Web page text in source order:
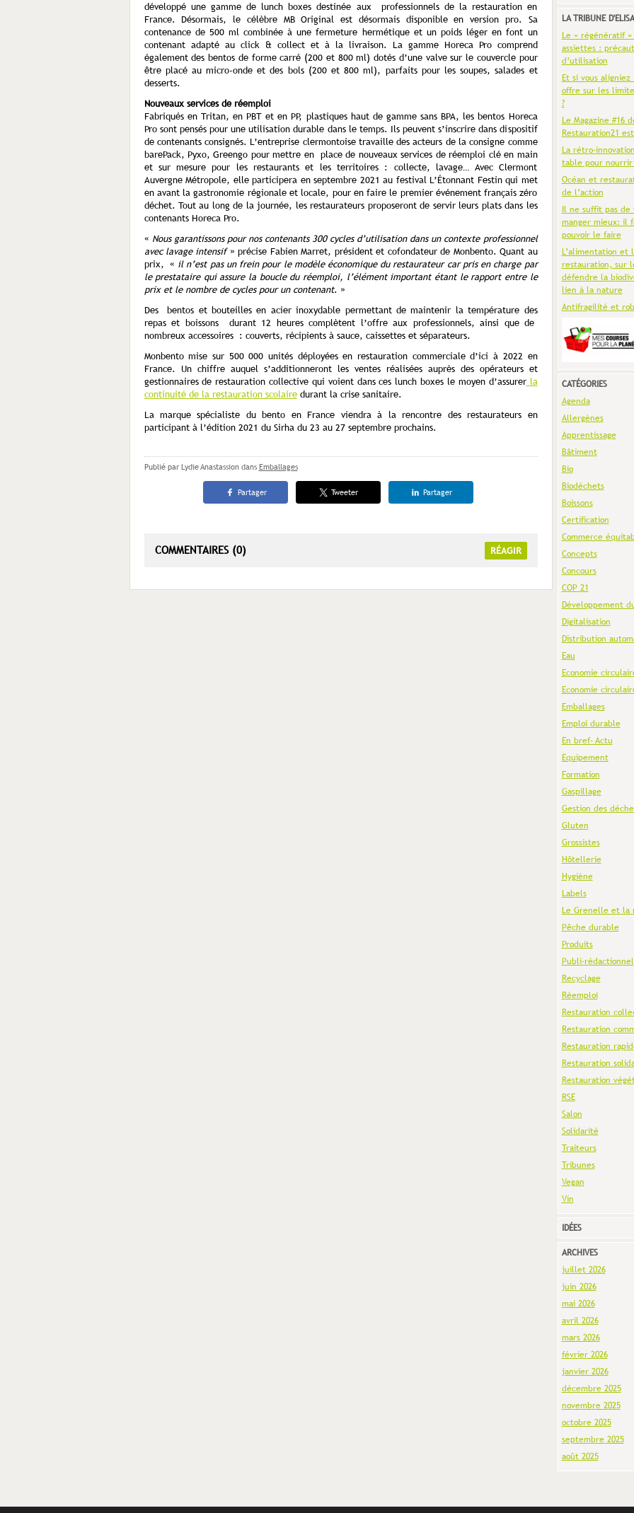
développé une gamme de lunch boxes destinée aux professionnels de la restauration en
France. Désormais, le célèbre MB Original est désormais disponible en version pro. Sa
contenance de 500 ml combinée à une fermeture hermétique et un poids léger en font un
contenant adapté au click & collect et à la livraison. La gamme Horeca Pro comprend
également des bentos de forme carré (200 et 800 ml) dotés d’une valve sur le couvercle pour
être placé au micro-onde et des bols (200 et 800 ml), parfaits pour les soupes, salades et
desserts.
Nouveaux services de réemploi
Fabriqués en Tritan, en PBT et en PP, plastiques haut de gamme sans BPA, les bentos Horeca
Pro sont pensés pour une utilisation durable dans le temps. Ils peuvent s’inscrire dans dispositif
de contenants consignés. L’entreprise clermontoise travaille des acteurs de la consigne comme
barePack, Pyxo, Greengo pour mettre en place de nouveaux services de réemploi clé en main
et sur mesure pour les restaurants et les territoires : collecte, lavage… Avec Clermont
Auvergne Métropole, elle participera en septembre 2021 au festival L’Étonnant Festin qui met
en avant la gastronomie régionale et locale, pour en faire le premier événement français zéro
déchet. Tout au long de la journée, les restaurateurs proposeront de servir leurs plats dans les
contenants Horeca Pro.
« Nous garantissons pour nos contenants 300 cycles d’utilisation dans un contexte professionnel
avec lavage intensif» précise Fabien Marret, président et cofondateur de Monbento. Quant au
prix, « il n’est pas un frein pour le modèle économique du restaurateur car pris en charge par
le prestataire qui assure la boucle du réemploi, l’élément important étant le rapport entre le
prix et le nombre de cycles pour un contenant. »
Des bentos et bouteilles en acier inoxydable permettant de maintenir la température des
repas et boissons durant 12 heures complètent l’offre aux professionnels, ainsi que de
nombreux accessoires : couverts, récipients à sauce, caissettes et séparateurs.
Monbento mise sur 500 000 unités déployées en restauration commerciale d’ici à 2022 en
France. Un chiffre auquel s’additionneront les ventes réalisées auprès des opérateurs et
gestionnaires de restauration collective qui voient dans ces lunch boxes le moyen d’assurerla
continuité de la restauration scolairedurant la crise sanitaire.
La marque spécialiste du bento en France viendra à la rencontre des restaurateurs en
participant à l’édition 2021 du Sirha du 23 au 27 septembre prochains.
Publié par Lydie Anastassion dans Emballages
Partager Tweeter Partager
COMMENTAIRES (0) RÉAGIR
LA TRIBUNE
Le « régénératif »
assiettes :
d’utilisation
Et si vous aligniez
offre sur les
?
Le Magazine #16
Restauration21
La rétro-
table pour
Océan et
de l’action
Il ne suffit pas de
manger mieux: il
pouvoir le faire
L’alimentation et
restauration, sur
défendre la
lien à la nature
Antifragilité et
CATÉGORIES
Agenda
Allergènes
Apprentissage
Bâtiment
Bio
Biodéchets
Boissons
Certification
Commerce
Concepts
Concours
COP 21
Développement
Digitalisation
Distribution
Eau
Economie
Economie
Emballages
Emploi durable
En bref- Actu
Equipement
Formation
Gaspillage
Gestion des
Gluten
Grossistes
Hôtellerie
Hygiène
Labels
Le Grenelle et la
Pêche durable
Produits
Publi-rédactionnel
Recyclage
Réemploi
Restauration
Restauration
Restauration
Restauration
Restauration
RSE
Salon
Solidarité
Traiteurs
Tribunes
Vegan
Vin
IDÉES
ARCHIVES
juillet 2026
juin 2026
mai 2026
avril 2026
mars 2026
février 2026
janvier 2026
décembre 2025
novembre 2025
octobre 2025
septembre 2025
août 2025